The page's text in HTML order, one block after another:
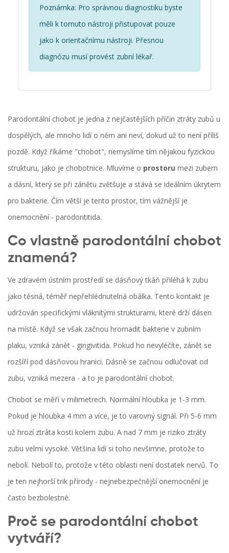
Poznámka: Pro správnou diagnostiku byste
měli k tomuto nástroji přistupovat pouze
jako k orientačnímu nástroji. Přesnou
diagnózu musí provést zubní lékař.
Parodontální chobot je jedna z nejčastějších příčin ztráty zubů u
dospělých, ale mnoho lidí o něm ani neví, dokud už to není příliš
pozdě. Když říkáme "chobot", nemyslíme tím nějakou fyzickou
strukturu, jako je chobotnice. Mluvíme o prostoru mezi zubem
a dásní, který se při zánětu zvětšuje a stává se ideálním úkrytem
pro bakterie. Čím větší je tento prostor, tím vážnější je
onemocnění - parodontitida.
Co vlastně parodontální chobot
znamená?
Ve zdravém ústním prostředí se dásňový tkáň přiléhá k zubu
jako těsná, téměř nepřehlédnutelná obálka. Tento kontakt je
udržován specifickými vláknitými strukturami, které drží dásen
na místě. Když se však začnou hromadit bakterie v zubním
plaku, vzniká zánět - gingivitida. Pokud ho nevyléčíte, zánět se
rozšíří pod dásňovou hranici. Dásně se začnou odlučovat od
zubu, vzniká mezera - a to je parodontální chobot.
Chobot se měří v milimetrech. Normální hloubka je 1-3 mm.
Pokud je hloubka 4 mm a více, je to varovný signál. Při 5-6 mm
už hrozí ztráta kosti kolem zubu. A nad 7 mm je riziko ztráty
zubu velmi vysoké. Většina lidí si toho nevšimne, protože to
nebolí. Nebolí to, protože v této oblasti není dostatek nervů. To
je ten nejhorší trik přírody - nejnebezpečnější onemocnění je
často bezbolestné.
Proč se parodontální chobot
vytváří?